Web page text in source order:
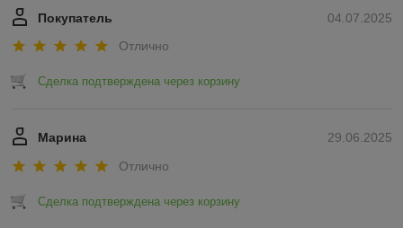
04.07.2025
Покупатель
Отлично
Сделка подтверждена через корзину
29.06.2025
Марина
Отлично
Сделка подтверждена через корзину